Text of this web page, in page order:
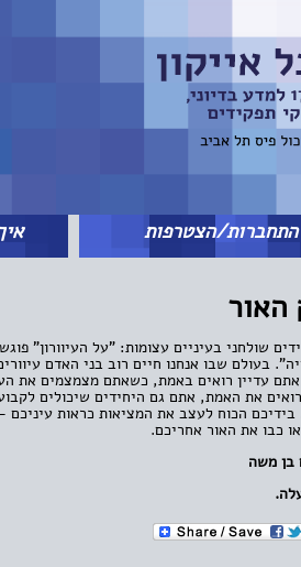
התחברות/הצטרפות
האור
שולחני בעיניים עצומות: "על העיוורון"
בעולם שבו אנחנו חיים רוב בני האדם
עדיין רואים באמת, כשאתם מצמצמים את
את האמת, אתם גם היחידים שיכולים
הכוח לעצב את המציאות כראות עיניכם
כבו את האור אחריכם.
בן משה